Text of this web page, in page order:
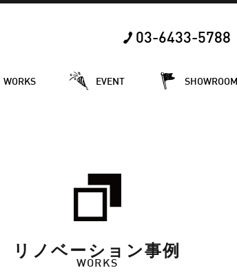
03-6433-5788
WORKS EVENT SHOWROOM
リノベーション事例
WORKS